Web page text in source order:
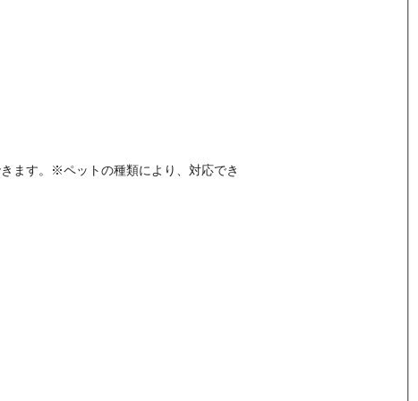
ます。※ペットの種類により、対応でき